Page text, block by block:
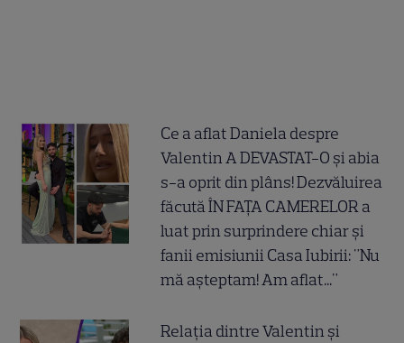
Ce a aflat Daniela despre
Valentin A DEVASTAT-O și abia
s-a oprit din plâns! Dezvăluirea
făcută ÎN FAȚA CAMERELOR a
luat prin surprindere chiar și
fanii emisiunii Casa Iubirii: "Nu
mă așteptam! Am aflat..."
Relația dintre Valentin și